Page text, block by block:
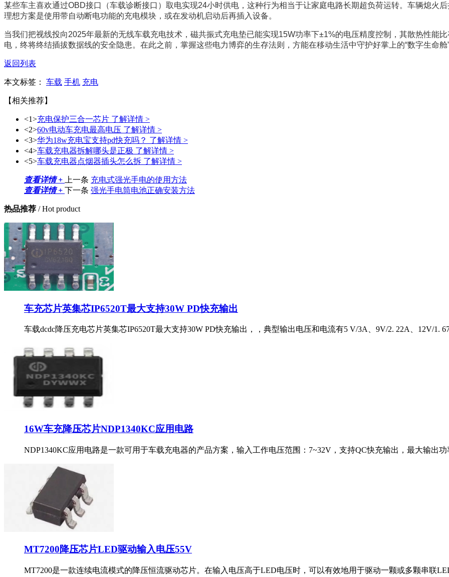
某些车主喜欢通过OBD接口（车载诊断接口）取电实现24小时供电，这种行为相当于让家庭电路长期超负荷运转。车辆熄火
理想方案是使用带自动断电功能的充电模块，或在发动机启动后再插入设备。
当我们把视线投向2025年最新的无线车载充电技术，磁共振式充电垫已能实现15W功率下±1%的电压精度控制，其散热性能
电，终将终结插拔数据线的安全隐患。在此之前，掌握这些电力博弈的生存法则，方能在移动生活中守护好掌上的“数字生命舱
返回列表
本文标签： 车载 手机 充电
【相关推荐】
<1>充电保护三合一芯片 了解详情 >
<2>60v电动车充电最高电压 了解详情 >
<3>华为18w充电宝支持pd快充吗？ 了解详情 >
<4>车载充电器拆解哪头是正极 了解详情 >
<5>车载充电器点烟器插头怎么拆 了解详情 >
查看详情 + 上一条 充电式强光手电的使用方法
查看详情 + 下一条 强光手电筒电池正确安装方法
热品推荐 / Hot product
车充芯片英集芯IP6520T最大支持30W PD快充输出
车载dcdc降压充电芯片英集芯IP6520T最大支持30W PD快充输出，，典型输出电压和电流有5 V/3A、9V/2. 22A、12V/1.
16W车充降压芯片NDP1340KC应用电路
NDP1340KC应用电路是一款可用于车载充电器的产品方案，输入工作电压范围：7~32V，支持QC快充输出，最大输出
MT7200降压芯片LED驱动输入电压55V
MT7200是一款连续电流模式的降压恒流驱动芯片。在输入电压高于LED电压时，可以有效地用于驱动一颗或多颗串联